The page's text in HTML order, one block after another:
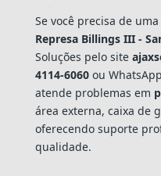
Se você precisa de uma
Represa Billings III -
Soluções pelo site
4114-6060ou WhatsApp
atende problemas em
área externa, caixa de
oferecendo suporte
qualidade.